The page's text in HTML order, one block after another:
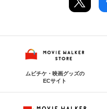
ムビチケ・映画グッズの
ECサイト